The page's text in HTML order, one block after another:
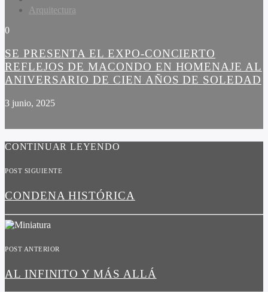
Arquitectura
0
SE PRESENTA EL EXPO-CONCIERTO
REFLEJOS DE MACONDO EN HOMENAJE AL
ANIVERSARIO DE CIEN AÑOS DE SOLEDAD
3 junio, 2025
CONTINUAR LEYENDO
POST SIGUIENTE
CONDENA HISTÓRICA
POST ANTERIOR
AL INFINITO Y MÁS ALLÁ